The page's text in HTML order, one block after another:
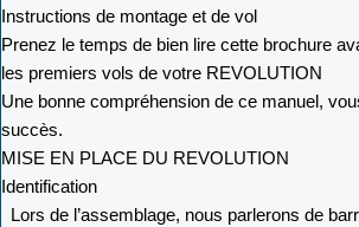
Instructions de montage et de vol
Prenez le temps de bien lire cette brochure
les premiers vols de votre REVOLUTION
Une bonne compréhension de ce manuel,
succès.
MISE EN PLACE DU REVOLUTION
Identification
Lors de l’assemblage, nous parlerons de